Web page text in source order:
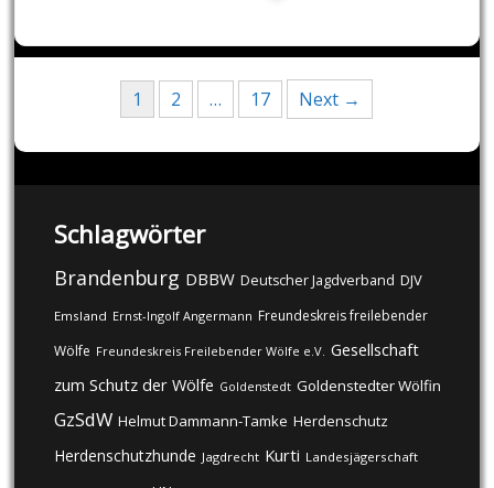
navigation
1 2 … 17 Next →
Schlagwörter
Brandenburg DBBW Deutscher Jagdverband DJV
Emsland Ernst-Ingolf Angermann Freundeskreis freilebender
Wölfe Freundeskreis Freilebender Wölfe e.V. Gesellschaft
zum Schutz der Wölfe Goldenstedt Goldenstedter Wölfin
GzSdW Helmut Dammann-Tamke Herdenschutz
Herdenschutzhunde Jagdrecht Kurti Landesjägerschaft